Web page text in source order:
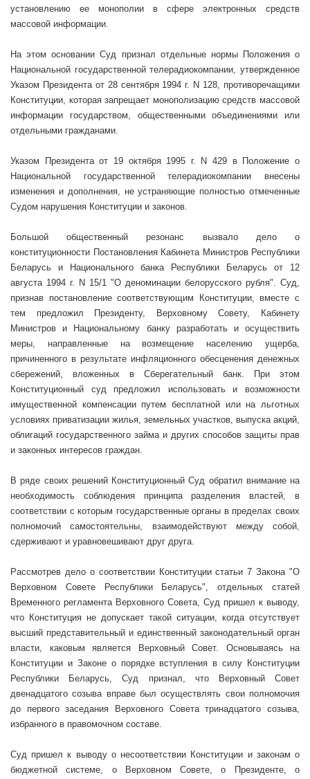
установлению ее монополии в сфере электронных средств
массовой информации.
На этом основании Суд признал отдельные нормы Положения о
Национальной государственной телерадиокомпании, утвержденное
Указом Президента от 28 сентября 1994 г. N 128, противоречащими
Конституции, которая запрещает монополизацию средств массовой
информации государством, общественными объединениями или
отдельными гражданами.
Указом Президента от 19 октября 1995 г. N 429 в Положение о
Национальной государственной телерадиокомпании внесены
изменения и дополнения, не устраняющие полностью отмеченные
Судом нарушения Конституции и законов.
Большой общественный резонанс вызвало дело о
конституционности Постановления Кабинета Министров Республики
Беларусь и Национального банка Республики Беларусь от 12
августа 1994 г. N 15/1 "О деноминации белорусского рубля". Суд,
признав постановление соответствующим Конституции, вместе с
тем предложил Президенту, Верховному Совету, Кабинету
Министров и Национальному банку разработать и осуществить
меры, направленные на возмещение населению ущерба,
причиненного в результате инфляционного обесценения денежных
сбережений, вложенных в Сберегательный банк. При этом
Конституционный суд предложил использовать и возможности
имущественной компенсации путем бесплатной или на льготных
условиях приватизации жилья, земельных участков, выпуска акций,
облигаций государственного займа и других способов защиты прав
и законных интересов граждан.
В ряде своих решений Конституционный Суд обратил внимание на
необходимость соблюдения принципа разделения властей, в
соответствии с которым государственные органы в пределах своих
полномочий самостоятельны, взаимодействуют между собой,
сдерживают и уравновешивают друг друга.
Рассмотрев дело о соответствии Конституции статьи 7 Закона "О
Верховном Совете Республики Беларусь", отдельных статей
Временного регламента Верховного Совета, Суд пришел к выводу,
что Конституция не допускает такой ситуации, когда отсутствует
высший представительный и единственный законодательный орган
власти, каковым является Верховный Совет. Основываясь на
Конституции и Законе о порядке вступления в силу Конституции
Республики Беларусь, Суд признал, что Верховный Совет
двенадцатого созыва вправе был осуществлять свои полномочия
до первого заседания Верховного Совета тринадцатого созыва,
избранного в правомочном составе.
Суд пришел к выводу о несоответствии Конституции и законам о
бюджетной системе, о Верховном Совете, о Президенте, о